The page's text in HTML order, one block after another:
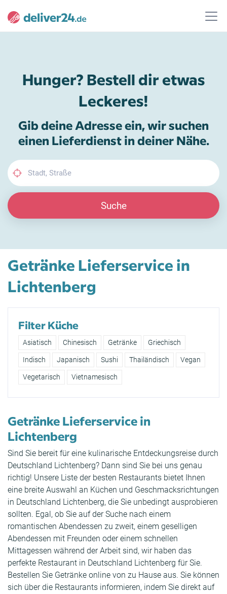
Hunger? Bestell dir etwas
Leckeres!
Gib deine Adresse ein, wir suchen
einen Lieferdienst in deiner Nähe.
Suche
Getränke Lieferservice in
Lichtenberg
Filter Küche
Asiatisch Chinesisch Getränke Griechisch
Indisch Japanisch Sushi Thailändisch Vegan
Vegetarisch Vietnamesisch
Getränke Lieferservice in
Lichtenberg
Sind Sie bereit für eine kulinarische Entdeckungsreise durch
Deutschland Lichtenberg? Dann sind Sie bei uns genau
richtig! Unsere Liste der besten Restaurants bietet Ihnen
eine breite Auswahl an Küchen und Geschmacksrichtungen
in Deutschland Lichtenberg, die Sie unbedingt ausprobieren
sollten. Egal, ob Sie auf der Suche nach einem
romantischen Abendessen zu zweit, einem geselligen
Abendessen mit Freunden oder einem schnellen
Mittagessen während der Arbeit sind, wir haben das
perfekte Restaurant in Deutschland Lichtenberg für Sie.
Bestellen Sie Getränke online von zu Hause aus. Sie können
sich über die Restaurants informieren, indem Sie direkt auf